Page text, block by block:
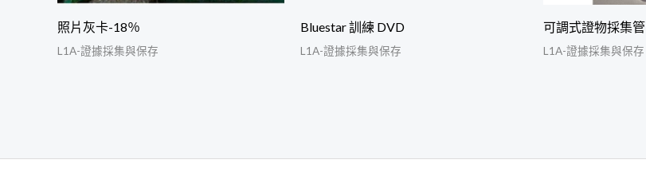
照片灰卡-18％
L1A-證據採集與保存
Bluestar 訓練 DVD
L1A-證據採集與保存
可調式證物採集管
L1A-證據採集與保存